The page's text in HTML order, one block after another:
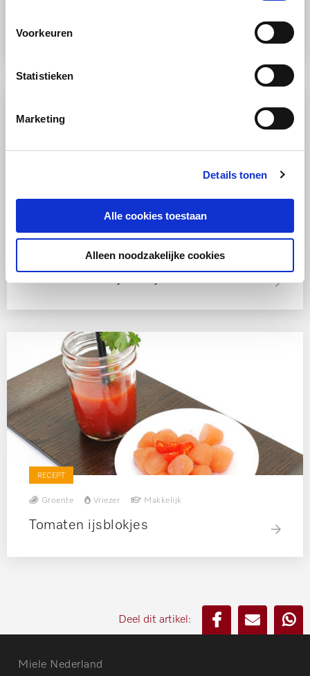
Voorkeuren
Statistieken
Marketing
Details tonen
Alle cookies toestaan
Alleen noodzakelijke cookies
Bosbessen kwarkijsjes
Makkelijk
RECEPT
Groente Vriezer Makkelijk
Tomaten ijsblokjes
Deel dit artikel:
Miele Nederland